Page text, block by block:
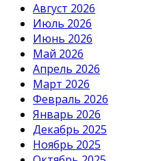
Август 2026
Июль 2026
Июнь 2026
Май 2026
Апрель 2026
Март 2026
Февраль 2026
Январь 2026
Декабрь 2025
Ноябрь 2025